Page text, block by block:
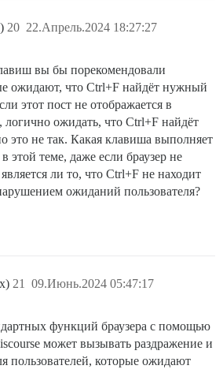
22.Апрель.2024 18:27:27
20
вы бы порекомендовали
ожидают, что Ctrl+F найдёт нужный
этот пост не отображается в
логично ожидать, что Ctrl+F найдёт
это не так. Какая клавиша выполняет
этой теме, даже если браузер не
ли то, что Ctrl+F не находит
ожиданий пользователя?
09.Июнь.2024 05:47:17
21
функций браузера с помощью
может вызывать раздражение и
пользователей, которые ожидают